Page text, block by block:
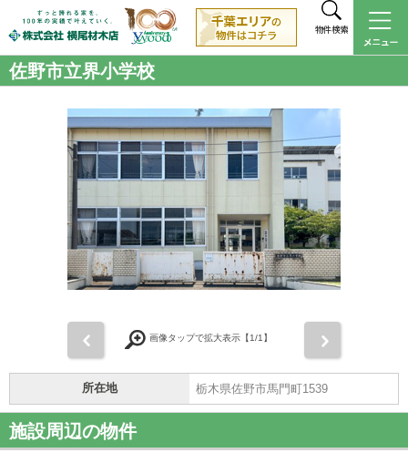
物件検索
佐野市立界小学校
画像タップで拡大表示【1/1】
所在地 栃木県佐野市馬門町1539
施設周辺の物件